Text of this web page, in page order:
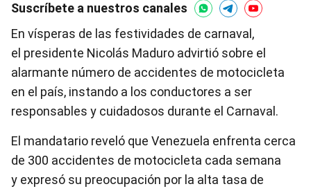
Suscríbete a nuestros canales
En vísperas de las festividades de carnaval,
el presidente Nicolás Maduro advirtió sobre el
alarmante número de accidentes de motocicleta
en el país, instando a los conductores a ser
responsables y cuidadosos durante el Carnaval.
El mandatario reveló que Venezuela enfrenta cerca
de 300 accidentes de motocicleta cada semana
y expresó su preocupación por la alta tasa de